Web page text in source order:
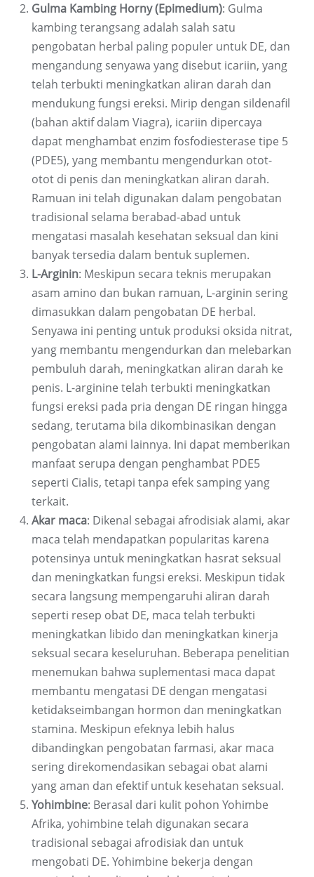
Gulma Kambing Horny (Epimedium): Gulma
kambing terangsang adalah salah satu
pengobatan herbal paling populer untuk DE, dan
mengandung senyawa yang disebut icariin, yang
telah terbukti meningkatkan aliran darah dan
mendukung fungsi ereksi. Mirip dengan sildenafil
(bahan aktif dalam Viagra), icariin dipercaya
dapat menghambat enzim fosfodiesterase tipe 5
(PDE5), yang membantu mengendurkan otot-
otot di penis dan meningkatkan aliran darah.
Ramuan ini telah digunakan dalam pengobatan
tradisional selama berabad-abad untuk
mengatasi masalah kesehatan seksual dan kini
banyak tersedia dalam bentuk suplemen.
L-Arginin: Meskipun secara teknis merupakan
asam amino dan bukan ramuan, L-arginin sering
dimasukkan dalam pengobatan DE herbal.
Senyawa ini penting untuk produksi oksida nitrat,
yang membantu mengendurkan dan melebarkan
pembuluh darah, meningkatkan aliran darah ke
penis. L-arginine telah terbukti meningkatkan
fungsi ereksi pada pria dengan DE ringan hingga
sedang, terutama bila dikombinasikan dengan
pengobatan alami lainnya. Ini dapat memberikan
manfaat serupa dengan penghambat PDE5
seperti Cialis, tetapi tanpa efek samping yang
terkait.
Akar maca: Dikenal sebagai afrodisiak alami, akar
maca telah mendapatkan popularitas karena
potensinya untuk meningkatkan hasrat seksual
dan meningkatkan fungsi ereksi. Meskipun tidak
secara langsung mempengaruhi aliran darah
seperti resep obat DE, maca telah terbukti
meningkatkan libido dan meningkatkan kinerja
seksual secara keseluruhan. Beberapa penelitian
menemukan bahwa suplementasi maca dapat
membantu mengatasi DE dengan mengatasi
ketidakseimbangan hormon dan meningkatkan
stamina. Meskipun efeknya lebih halus
dibandingkan pengobatan farmasi, akar maca
sering direkomendasikan sebagai obat alami
yang aman dan efektif untuk kesehatan seksual.
Yohimbine: Berasal dari kulit pohon Yohimbe
Afrika, yohimbine telah digunakan secara
tradisional sebagai afrodisiak dan untuk
mengobati DE. Yohimbine bekerja dengan